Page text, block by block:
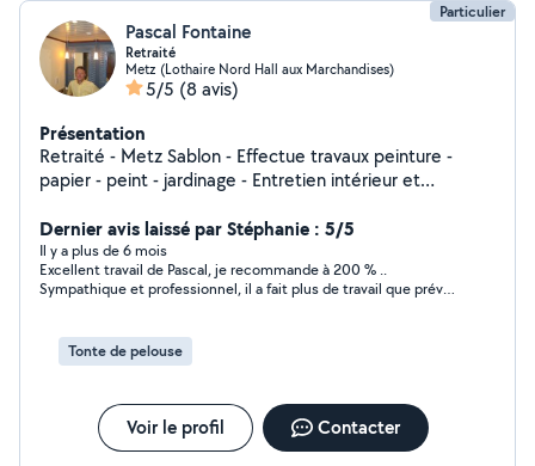
Particulier
Pascal Fontaine
Retraité
Metz (Lothaire Nord Hall aux Marchandises)
5/5 (8 avis)
Présentation
Retraité - Metz Sablon - Effectue travaux peinture -
papier - peint - jardinage - Entretien intérieur et
Dernier avis laissé par Stéphanie : 5/5
Il y a plus de 6 mois
Excellent travail de Pascal, je recommande à 200 % ..
Sympathique et professionnel, il a fait plus de travail que prévu,
Tonte de pelouse
Voir le profil Contacter